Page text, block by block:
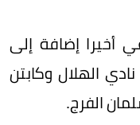
أخيرا إضافة إلى
الهلال وكابتن
الفرج.